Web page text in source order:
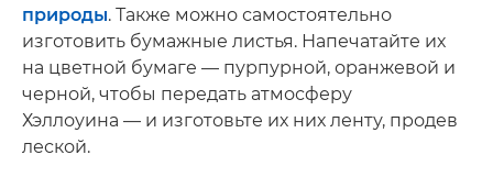
природы. Также можно самостоятельно
изготовить бумажные листья. Напечатайте их
на цветной бумаге — пурпурной, оранжевой и
черной, чтобы передать атмосферу
Хэллоуина — и изготовьте их них ленту, продев
леской.